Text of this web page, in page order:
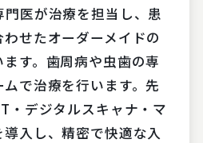
医が治療を担当し、患
せたオーダーメイドの
す。歯周病や虫歯の専
で治療を行います。先
・デジタルスキャナ・マ
入し、精密で快適な入